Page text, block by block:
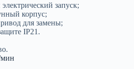
запуск;
корпус;
для замены;
IP21.
мин